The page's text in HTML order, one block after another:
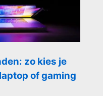
zo kies je
of gaming